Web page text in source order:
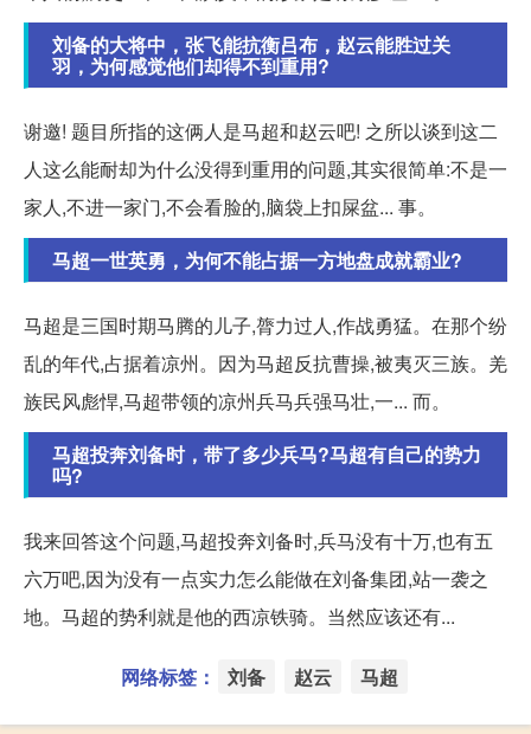
刘备的大将中，张飞能抗衡吕布，赵云能胜过关
羽，为何感觉他们却得不到重用?
谢邀! 题目所指的这俩人是马超和赵云吧! 之所以谈到这二
人这么能耐却为什么没得到重用的问题,其实很简单:不是一
家人,不进一家门,不会看脸的,脑袋上扣屎盆... 事。
马超一世英勇，为何不能占据一方地盘成就霸业?
马超是三国时期马腾的儿子,膂力过人,作战勇猛。在那个纷
乱的年代,占据着凉州。因为马超反抗曹操,被夷灭三族。羌
族民风彪悍,马超带领的凉州兵马兵强马壮,一... 而。
马超投奔刘备时，带了多少兵马?马超有自己的势力
吗?
我来回答这个问题,马超投奔刘备时,兵马没有十万,也有五
六万吧,因为没有一点实力怎么能做在刘备集团,站一袭之
地。马超的势利就是他的西凉铁骑。当然应该还有...
网络标签： 刘备 赵云 马超